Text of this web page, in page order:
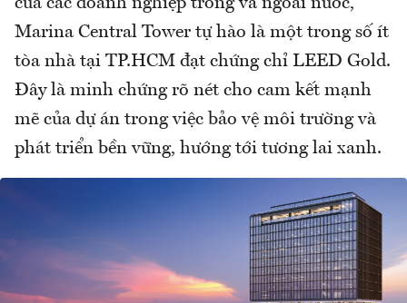
Marina Central Tower tự hào là một trong số ít
tòa nhà tại TP.HCM đạt chứng chỉ LEED Gold.
Đây là minh chứng rõ nét cho cam kết mạnh
mẽ của dự án trong việc bảo vệ môi trường và
phát triển bền vững, hướng tới tương lai xanh.